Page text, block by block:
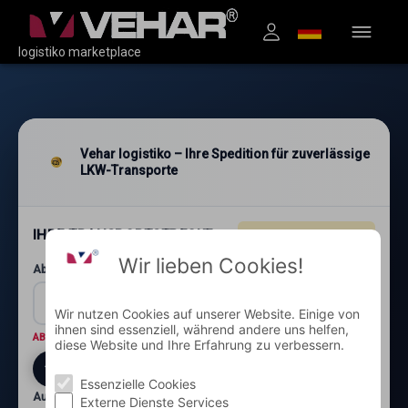
logistiko marketplace
Vehar logistiko – Ihre Spedition für zuverlässige
LKW-Transporte
IHRE TRANSPORTSTRECKE
Abholung: Postleitzahl und Ort*
ABHOLORT Wo wird die Ware abgeholt?
Auslieferung: Postleitzahl und Ort*
Wir lieben Cookies!
Wir nutzen Cookies auf unserer Website. Einige von
ihnen sind essenziell, während andere uns helfen,
diese Website und Ihre Erfahrung zu verbessern.
Essenzielle Cookies
Externe Dienste Services